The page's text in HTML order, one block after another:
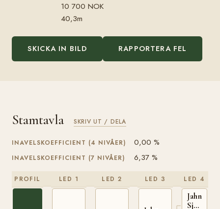
10 700 NOK
40,3m
SKICKA IN BILD RAPPORTERA FEL
Stamtavla SKRIV UT / DELA
INAVELSKOEFFICIENT (4 NIVÅER) 0,00 %
INAVELSKOEFFICIENT (7 NIVÅER) 6,37 %
PROFIL LED 1 LED 2 LED 3 LED 4
Jahn
Sjur